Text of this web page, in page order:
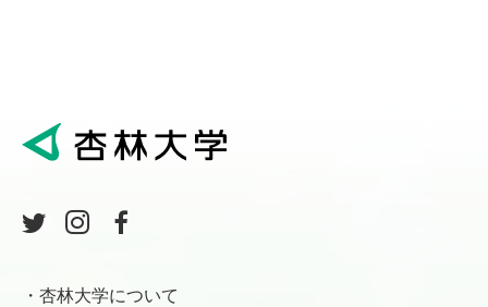
杏林大学について